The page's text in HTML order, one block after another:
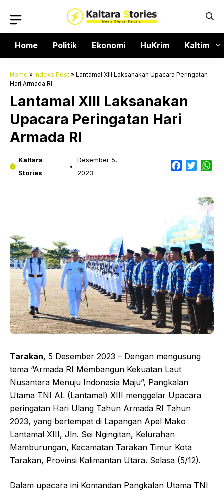
isi
Home
Politik Ekonomi HuKrim Kaltim
Home » Indexs Post » Lantamal XIII Laksanakan Upacara Peringatan
Hari Armada RI
Lantamal XIII Laksanakan
Upacara Peringatan Hari
Armada RI
Kaltara
Stories
Desember 5,
2023
Facebook
Twitter
Tarakan, 5 Desember 2023 – Dengan mengusung
tema “Armada RI Membangun Kekuatan Laut
Nusantara Menuju Indonesia Maju”, Pangkalan
Utama TNI AL (Lantamal) XIII menggelar Upacara
peringatan Hari Ulang Tahun Armada RI Tahun
2023, yang bertempat di Lapangan Apel Mako
Lantamal XIII, Jln. Sei Ngingitan, Kelurahan
Mamburungan, Kecamatan Tarakan Timur Kota
Tarakan, Provinsi Kalimantan Utara. Selasa (5/12).
Dalam upacara ini Komandan Pangkalan Utama TNI